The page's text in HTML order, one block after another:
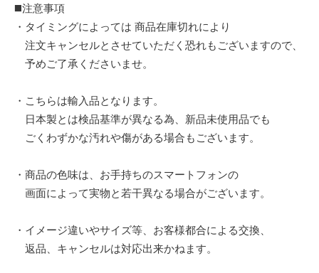
◼️注意事項
・タイミングによっては 商品在庫切れにより
注文キャンセルとさせていただく恐れもございますので、
予めご了承くださいませ。
・こちらは輸入品となります。
日本製とは検品基準が異なる為、新品未使用品でも
ごくわずかな汚れや傷がある場合もございます。
・商品の色味は、お手持ちのスマートフォンの
画面によって実物と若干異なる場合がございます。
・イメージ違いやサイズ等、お客様都合による交換、
返品、キャンセルは対応出来かねます。